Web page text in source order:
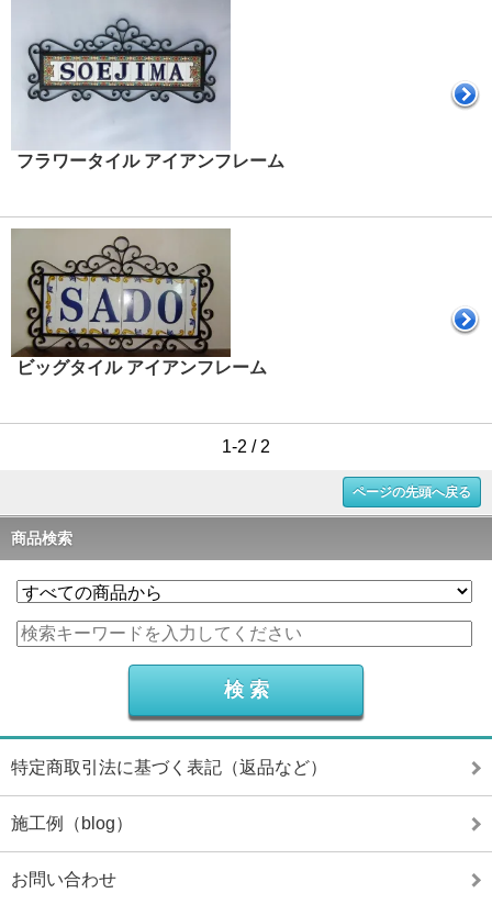
フラワータイル アイアンフレーム
ビッグタイル アイアンフレーム
1-2 / 2
ページの先頭へ戻る
商品検索
特定商取引法に基づく表記（返品など）
施工例（blog）
お問い合わせ